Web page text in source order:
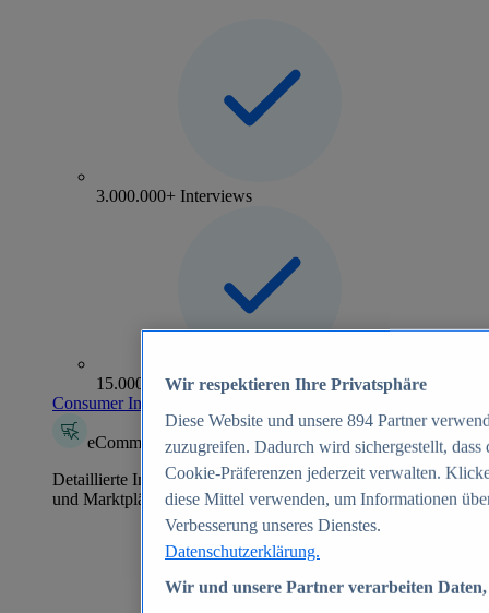
3.000.000+ Interviews
15.000+ Marken
Consumer Insights entdecken
eCommerce Insights
Detaillierte Informationen zu mehr als 39.000 Online-Shops
und Marktplätzen
Wir respektieren Ihre Privatsphäre
Diese Website und unsere 894 Partner
zuzugreifen. Dadurch wird sichergestellt,
Cookie-Präferenzen jederzeit verwalten.
diese Mittel verwenden, um Informationen
Verbesserung unseres Dienstes.
Datenschutzerklärung.
Wir und unsere Partner verarbeiten